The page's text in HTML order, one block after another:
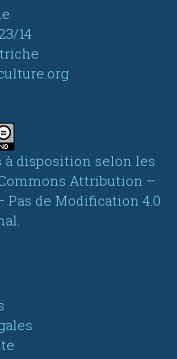
14
disposition selon les
Attribution –
Pas de Modification 4.0
.